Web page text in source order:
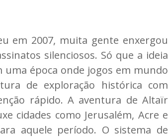
em 2007, muita gente enxergou
silenciosos. Só que a ideia
época onde jogos em mundo
de exploração histórica com
rápido. A aventura de Altaïr
cidades como Jerusalém, Acre e
aquele período. O sistema de